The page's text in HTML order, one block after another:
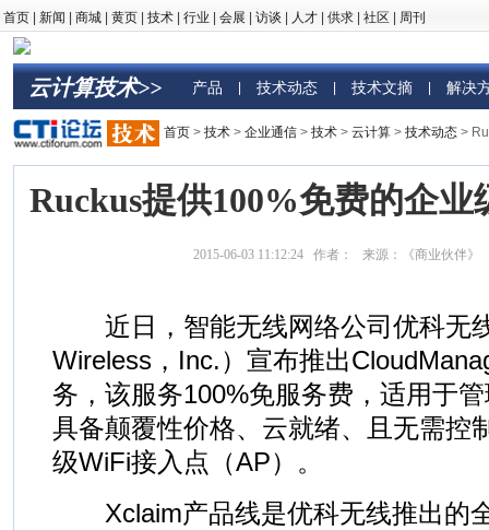
首页 新闻 商城 黄页 技术 行业 会展 访谈 人才 供求 社区 周刊
云计算技术>> 产品 技术动态 技术文摘 解决
首页 > 技术 > 企业通信 > 技术 > 云计算 > 技术动态 >
Ruckus提供100%免费的企
2015-06-03 11:12:24 作者： 来源：《商业伙伴》
近日，智能无线网络公司优科无
Wireless，Inc.）宣布推出
务，该服务100%免服务费，适用于
具备颠覆性价格、云就绪、且无需控
级WiFi接入点（AP）。
Xclaim产品线是优科无线推出的